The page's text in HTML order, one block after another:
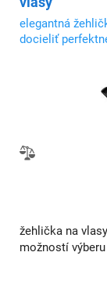
elegantná
docieliť
žehlička na
možností